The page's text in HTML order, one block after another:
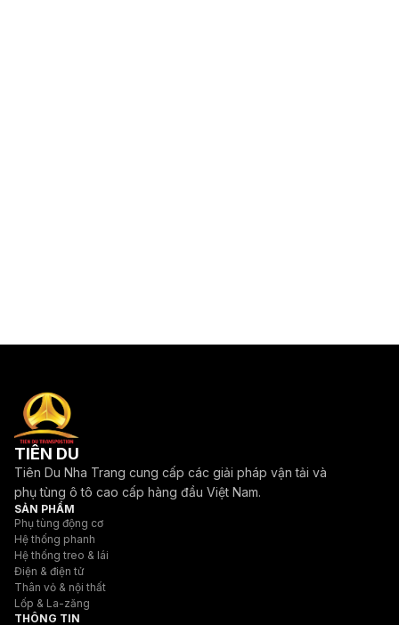
TIÊN DU
Tiên Du Nha Trang cung cấp các giải pháp vận tải và
phụ tùng ô tô cao cấp hàng đầu Việt Nam.
SẢN PHẨM
Phụ tùng động cơ
Hệ thống phanh
Hệ thống treo & lái
Điện & điện tử
Thân vỏ & nội thất
Lốp & La-zăng
THÔNG TIN